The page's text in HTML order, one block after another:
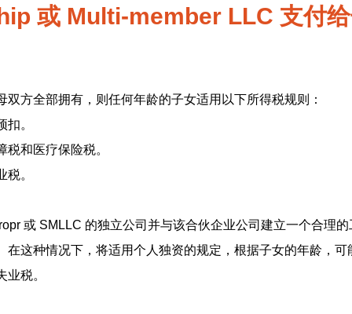
或 Multi-member LLC 支付
双方全部拥有，则任何年龄的子女适用以下所得税规则：
。
税和医疗保险税。
。
或 SMLLC 的独立公司并与该合伙企业公司建立一个合理
在这种情况下，将适用个人独资的规定，根据子女的年龄，可
税。